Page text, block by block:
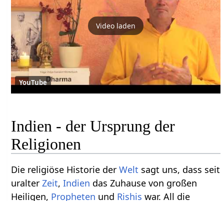
Video laden
YouTube
Indien - der Ursprung der
Religionen
Die religiöse Historie derWelt sagt uns, dass seit
uralterZeit,Indien das Zuhause von großen
Heiligen, Propheten und Rishis war. All die